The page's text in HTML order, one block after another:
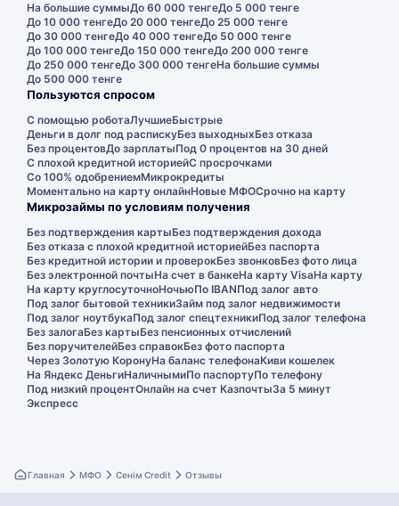
На большие суммыДо 60 000 тенгеДо 5 000 тенге
До 10 000 тенгеДо 20 000 тенгеДо 25 000 тенге
До 30 000 тенгеДо 40 000 тенгеДо 50 000 тенге
До 100 000 тенгеДо 150 000 тенгеДо 200 000 тенге
До 250 000 тенгеДо 300 000 тенгеНа большие суммы
До 500 000 тенге
Пользуются спросом
С помощью роботаЛучшиеБыстрые
Деньги в долг под распискуБез выходныхБез отказа
Без процентовДо зарплатыПод 0 процентов на 30 дней
С плохой кредитной историейС просрочками
Со 100% одобрениемМикрокредиты
Моментально на карту онлайнНовые МФОСрочно на карту
Микрозаймы по условиям получения
Без подтверждения картыБез подтверждения дохода
Без отказа с плохой кредитной историейБез паспорта
Без кредитной истории и проверокБез звонковБез фото лица
Без электронной почтыНа счет в банкеНа карту VisaНа карту
На карту круглосуточноНочьюПо IBANПод залог авто
Под залог бытовой техникиЗайм под залог недвижимости
Под залог ноутбукаПод залог спецтехникиПод залог телефона
Без залогаБез картыБез пенсионных отчислений
Без поручителейБез справокБез фото паспорта
Через Золотую КоронуНа баланс телефонаКиви кошелек
На Яндекс ДеньгиНаличнымиПо паспортуПо телефону
Под низкий процентОнлайн на счет КазпочтыЗа 5 минут
Экспресс
Главная МФО Сенім Credit Отзывы